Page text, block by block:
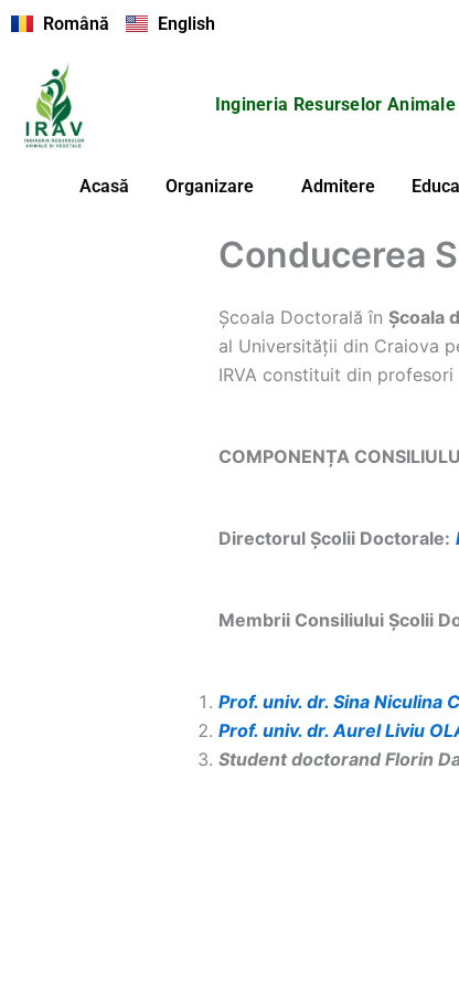
Skip
content
Română English
Ingineria Resurselor
Acasă Organizare Admitere
Conducerea
Școala Doctorală în Școala
al Universității din Craiova
IRVA constituit din
COMPONENȚA
Directorul Școlii Doctorale:
Membrii Consiliului Școlii
Prof. univ. dr. Sina Niculina
Prof. univ. dr. Aurel Liviu
Student doctorand Florin